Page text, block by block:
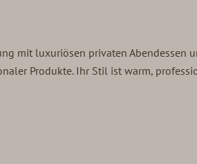
mit luxuriösen privaten Abendessen
Produkte. Ihr Stil ist warm,